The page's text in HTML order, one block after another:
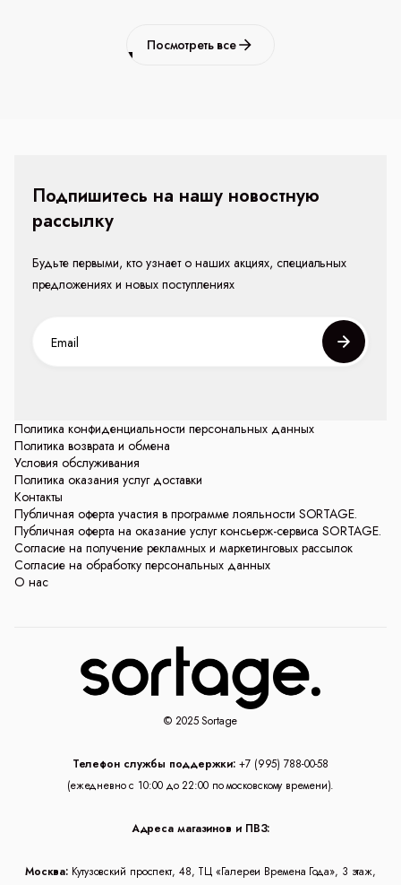
Посмотреть все
Политика конфиденциальности персональных данных
Политика возврата и обмена
Условия обслуживания
Политика оказания услуг доставки
Контакты
Публичная оферта участия в программе лояльности SORTAGE.
Публичная оферта на оказание услуг консьерж-сервиса SORTAGE.
Согласие на получение рекламных и маркетинговых рассылок
Согласие на обработку персональных данных
О нас
Подпишитесь на нашу новостную
рассылку
Будьте первыми, кто узнает о наших акциях, специальных
предложениях и новых поступлениях
© 2025 Sortage
Телефон службы поддержки: +7 (995) 788-00-58
(ежедневно с 10:00 до 22:00 по московскому времени).
Адреса магазинов и ПВЗ:
Москва: Кутузовский проспект, 48, ТЦ «Галереи Времена Года», 3 этаж,